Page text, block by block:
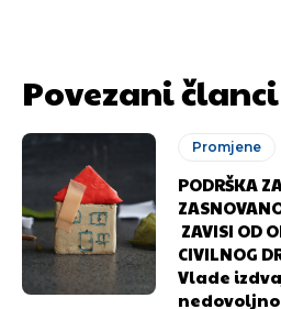
Povezani članci
Promjene
PODRŠKA
ZAVISI OD
CIVILNOG
Vlade